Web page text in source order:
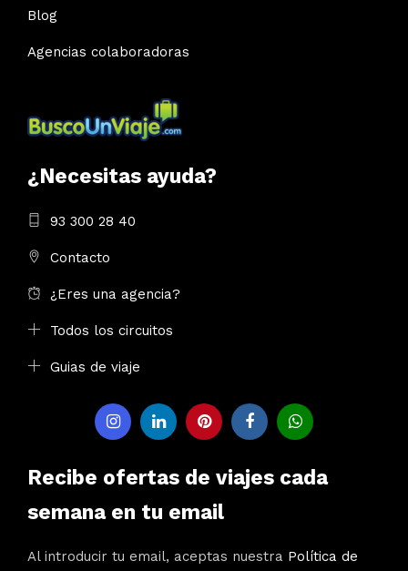
Blog
Agencias colaboradoras
¿Necesitas ayuda?
93 300 28 40
Contacto
¿Eres una agencia?
Todos los circuitos
Guias de viaje
Recibe ofertas de viajes cada
semana en tu email
Al introducir tu email, aceptas nuestra Política de